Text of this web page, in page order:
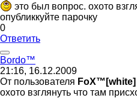
это был вопрос. охото
опубликкуйте парочку
0
Ответить
Bordo™
21:16, 16.12.2009
От пользователя FоX™[white]
охото взглянуть что там